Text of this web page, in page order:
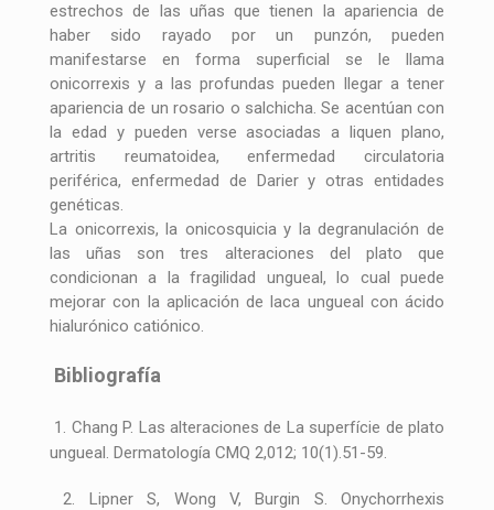
estrechos de las uñas que tienen la apariencia de
haber sido rayado por un punzón, pueden
manifestarse en forma superficial se le llama
onicorrexis y a las profundas pueden llegar a tener
apariencia de un rosario o salchicha. Se acentúan con
la edad y pueden verse asociadas a liquen plano,
artritis reumatoidea, enfermedad circulatoria
periférica, enfermedad de Darier y otras entidades
genéticas.
La onicorrexis, la onicosquicia y la degranulación de
las uñas son tres alteraciones del plato que
condicionan a la fragilidad ungueal, lo cual puede
mejorar con la aplicación de laca ungueal con ácido
hialurónico catiónico.
Bibliografía
1. Chang P. Las alteraciones de La superfície de plato
ungueal. Dermatología CMQ 2,012; 10(1).51-59.
2. Lipner S, Wong V, Burgin S. Onychorrhexis